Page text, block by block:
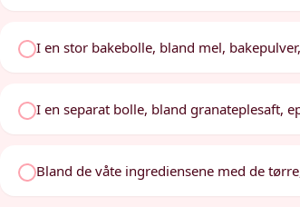
I en stor bakebolle, bland mel,
I en separat bolle, bland granateplesaft,
Bland de våte ingrediensene med de